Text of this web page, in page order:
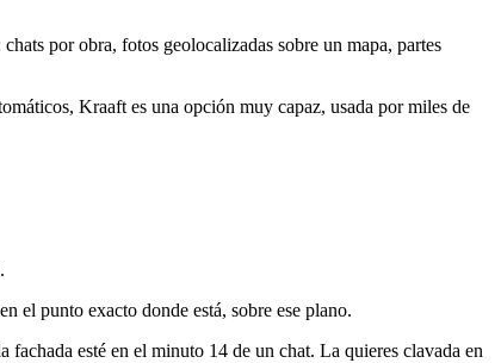
por obra, fotos geolocalizadas sobre un mapa, partes
Kraaft es una opción muy capaz, usada por miles de
el punto exacto donde está, sobre ese plano.
esté en el minuto 14 de un chat. La quieres clavada en